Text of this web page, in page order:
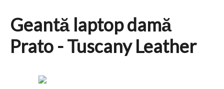
Geantă laptop damă
Prato - Tuscany Leather